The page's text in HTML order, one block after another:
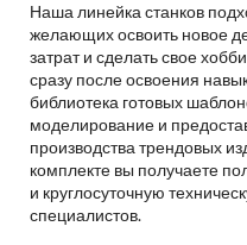
Наша линейка станков
желающих освоить новое
затрат и сделать свое
сразу после освоения
библиотека готовых
моделирование и
производства трендовых
комплекте вы получаете
и круглосуточную
специалистов.